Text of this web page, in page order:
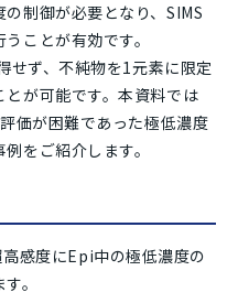
制御が必要となり、SIMS
ことが有効です。
せず、不純物を1元素に限定
が可能です。本資料では
価が困難であった極低濃度
をご紹介します。
感度にEpi中の極低濃度の
。